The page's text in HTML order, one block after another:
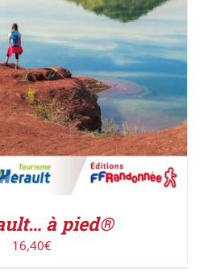
à pied®
16,40€